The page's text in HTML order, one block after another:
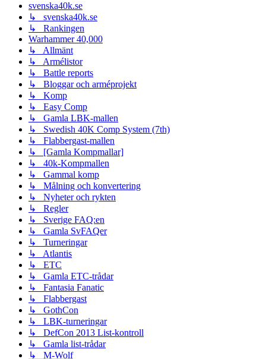
svenska40k.se
↳ svenska40k.se
↳ Rankingen
Warhammer 40,000
↳ Allmänt
↳ Armélistor
↳ Battle reports
↳ Bloggar och arméprojekt
↳ Komp
↳ Easy Comp
↳ Gamla LBK-mallen
↳ Swedish 40K Comp System (7th)
↳ Flabbergast-mallen
↳ [Gamla Kompmallar]
↳ 40k-Kompmallen
↳ Gammal komp
↳ Målning och konvertering
↳ Nyheter och rykten
↳ Regler
↳ Sverige FAQ:en
↳ Gamla SvFAQer
↳ Turneringar
↳ Atlantis
↳ ETC
↳ Gamla ETC-trådar
↳ Fantasia Fanatic
↳ Flabbergast
↳ GothCon
↳ LBK-turneringar
↳ DefCon 2013 List-kontroll
↳ Gamla list-trådar
↳ M-Wolf